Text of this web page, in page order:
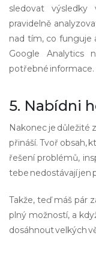
sledovat
pravidelně
nad tím, co funguje
Google Analytics
potřebné informace.
5. Nabídni
Nakonec je důležité
přináší. Tvoř obsah,
řešení problémů,
tebe nedostávají jen
Takže, teď máš pár
plný možností, a
dosáhnout velkých